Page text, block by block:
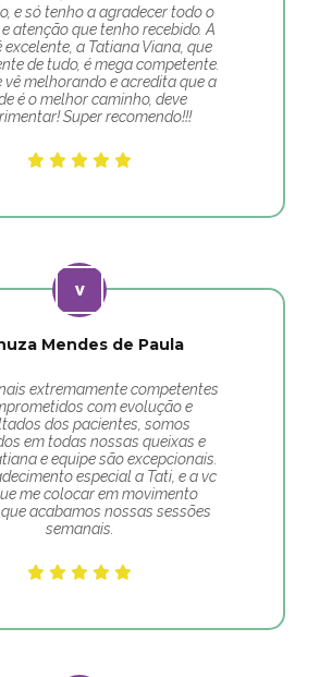
e só tenho a agradecer todo o
atenção que tenho recebido. A
excelente, a Tatiana Viana, que
de tudo, é mega competente.
vê melhorando e acredita que a
é o melhor caminho, deve
Super recomendo!!!
Mendes de Paula
extremamente competentes
com evolução e
dos pacientes, somos
em todas nossas queixas e
e equipe são excepcionais.
especial a Tati, e a vc
me colocar em movimento
acabamos nossas sessões
semanais.